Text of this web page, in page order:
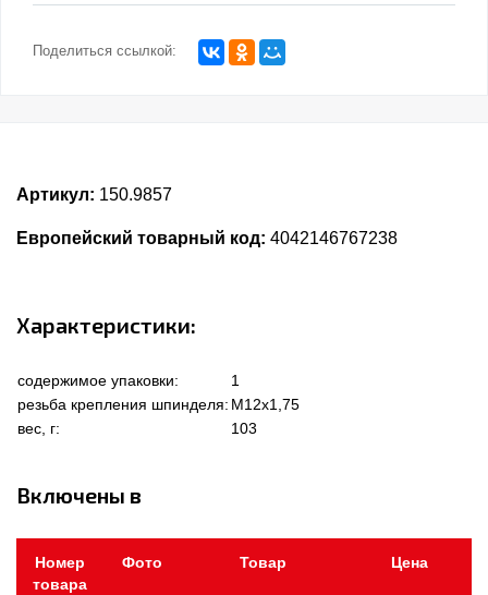
Поделиться ссылкой:
Артикул: 150.9857
Европейский товарный код: 4042146767238
Характеристики:
содержимое упаковки:
1
резьба крепления шпинделя: M12x1,75
вес, г:
103
Включены в
Номер
товара
Фото Товар Цена